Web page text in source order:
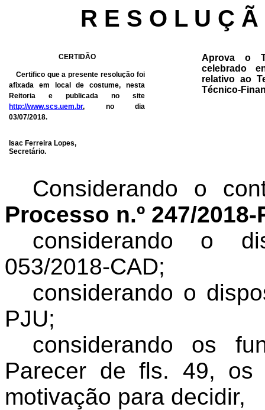
R E S O L U Ç Ã
CERTIDÃO
Certifico que a presente resolução foi
afixada em local de costume, nesta
Reitoria e publicada no site
http://www.scs.uem.br, no dia
03/07/2018.
Isac Ferreira Lopes,
Secretário.
Aprova o
celebrado
relativo ao
Técnico-
Considerando o
Processo n.º 247/2018-
considerando o
053/2018-CAD;
considerando o
PJU;
considerando os
Parecer de fls. 49, os
motivação para decidir,